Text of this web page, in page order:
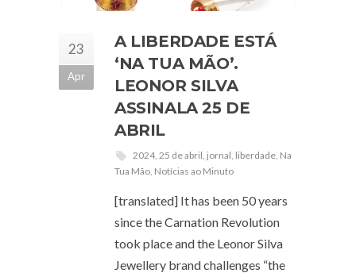
23
Apr
A LIBERDADE ESTÁ
‘NA TUA MÃO’.
LEONOR SILVA
ASSINALA 25 DE
ABRIL
2024, 25 de abril, jornal, liberdade, Na
Tua Mão, Notícias ao Minuto
[translated] It has been 50 years
since the Carnation Revolution
took place and the Leonor Silva
Jewellery brand challenges “the